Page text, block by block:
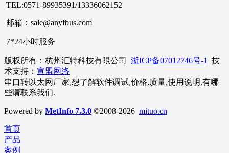
TEL:0571-89935391/13336062152
邮箱：sale@anyfbus.com
7*24小时服务
版权所有：杭州汇特科技有限公司 浙ICP备07012746号-1
技
术支持： 宣盟网络
串口转以太网厂家,想了解软件调试,价格,质量,使用说明,有哪
些请联系我们.
Powered by MetInfo 7.3.0 ©2008-2026 mituo.cn
首页
产品
案例